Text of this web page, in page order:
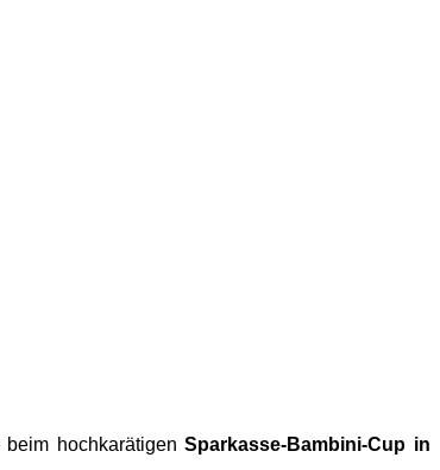
beim hochkarätigenSparkasse-Bambini-Cup in